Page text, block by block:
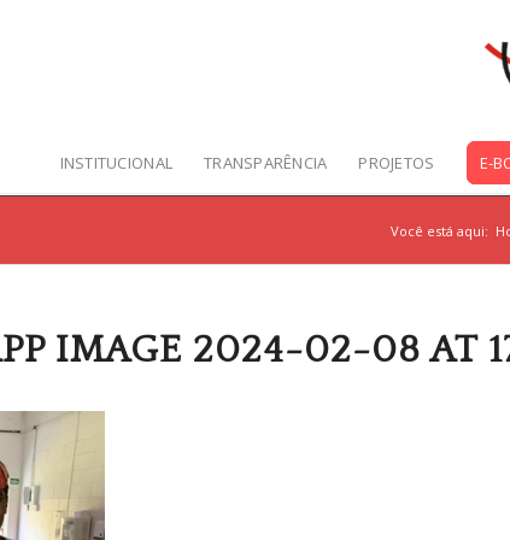
INSTITUCIONAL TRANSPARÊNCIA PROJETOS E-
Você está aqui:
IMAGE 2024-02-08 AT